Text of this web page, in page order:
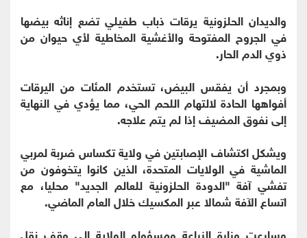
والديدان الحلزونية يرقات ذباب طفيلي تضع إناثه بيضها
في الجروح ⁠المفتوحة والأغشية المخاطية لأي حيوان من
ذوي الدم الحار.
وبمجرد أن يفقس البيض، تستخدم المئات من اليرقات
أفواهها الحادة لالتهام اللحم الحي، مما يؤدي في النهاية
إلى نفوق المضيف إذا لم يتم علاجه.
ويشكل اكتشاف الإصابتين في ولاية تكساس ضربة لمربي
الماشية في الولايات المتحدة، الذين كانوا يتخوفون من
تفشي ‌آفة "الدودة الحلزونية للعالم الجديد" محليا، مع
اتساع الآفة شمالا عبر المكسيك خلال العام الماضي.
وسارعت وزارة الزراعة ومسؤولو الولاية إلى وقف ‌نقل